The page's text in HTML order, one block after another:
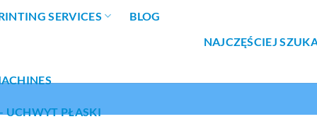
SERVICES BLOG
UCHWYT PŁASKI
NAJCZĘŚCIEJ